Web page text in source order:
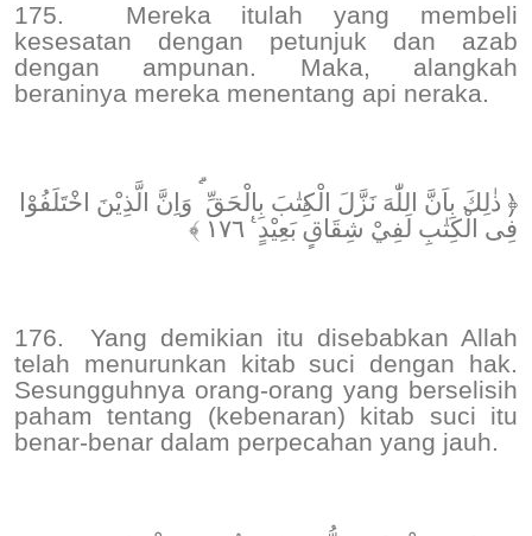
175.
Mereka itulah yang membeli
kesesatan dengan petunjuk dan azab
dengan ampunan. Maka, alangkah
beraninya mereka menentang api neraka.
﴿ ذٰلِكَ بِاَنَّ اللّٰهَ نَزَّلَ الْكِتٰبَ بِالْحَقِّ ۗ وَاِنَّ الَّذِيْنَ اخْتَلَفُوْا
فِى الْكِتٰبِ لَفِيْ شِقَاقٍۢ بَعِيْدٍ ࣖ ١٧٦ ﴾
176.
Yang demikian itu disebabkan Allah
telah menurunkan kitab suci dengan hak.
Sesungguhnya orang-orang yang berselisih
paham tentang (kebenaran) kitab suci itu
benar-benar dalam perpecahan yang jauh.